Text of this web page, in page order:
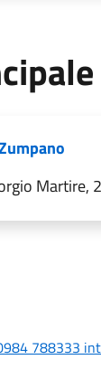
Martire,
788333